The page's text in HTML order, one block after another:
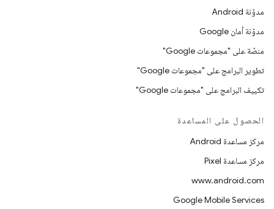
مدوّنة Android
مدوّنة أمان Google
منصّة على "مجموعات Google"
تطوير البرامج على "مجموعات Google"
تكييف البرامج على "مجموعات Google"
الحصول على المساعدة
مركز مساعدة Android
مركز مساعدة Pixel
www.android.com
Google Mobile Services